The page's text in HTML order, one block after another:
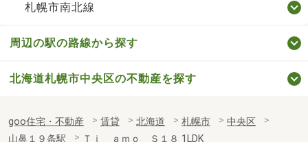
札幌市南北線
周辺の駅の路線から探す
北海道札幌市中央区の不動産を探す
goo住宅・不動産 賃貸 北海道 札幌市
中央区
山鼻１９条駅
Ｔｉ ａｍｏ Ｓ１８ 1LDK